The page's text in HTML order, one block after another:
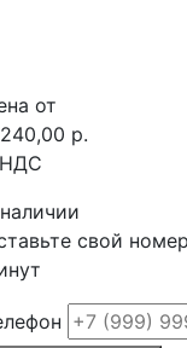
от
р.
свой